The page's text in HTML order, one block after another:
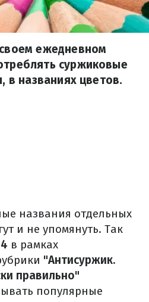
ежедневном
суржиковые
в названиях цветов.
названия отдельных
и не упомянуть. Так
в рамках
"Антисуржик.
правильно"
популярные